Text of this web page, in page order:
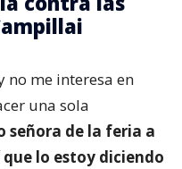
no me interesa en
una sola
señora de la feria a
lo estoy diciendo